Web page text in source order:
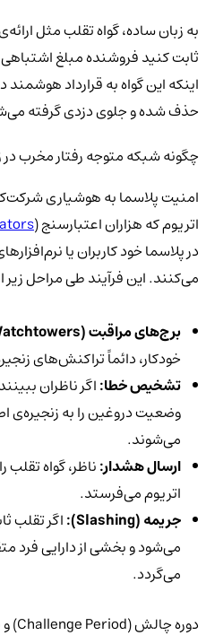
به زبان ساده، گواه تقلب مثل
ثابت کنید فروشنده مبلغ
اینکه این گواه به قرارداد هوشمند
حذف شده و جلوی دزدی گرفته
چگونه شبکه متوجه رفتار مخرب
امنیت پلاسما به هوشیاری
اتریوم که هزاران اعتبارسنج (
در پلاسما خود کاربران یا
می‌کنند. این فرآیند طی مراحل زیر
برج‌های مراقبت (
خودکار، دائماً تراکنش‌های
تشخیص خطا:اگر ناظران
وضعیت دروغین را به زنجیره‌ی
می‌شوند.
ارسال هشدار:ناظر، گواه تقلب
اتریوم می‌فرستد.
جریمه (Slashing
):اگر تقلب
می‌شود و بخشی از دارایی فرد
می‌گردد.
دوره چالش (Challenge Period) و نقش آن در برداشت دارایی